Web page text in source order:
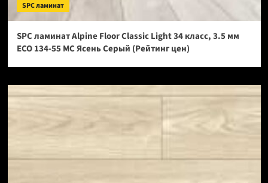
SPC ламинат
SPC ламинат Alpine Floor Classic Light 34 класс, 3.5 мм
ECO 134-55 МС Ясень Серый (Рейтинг цен)